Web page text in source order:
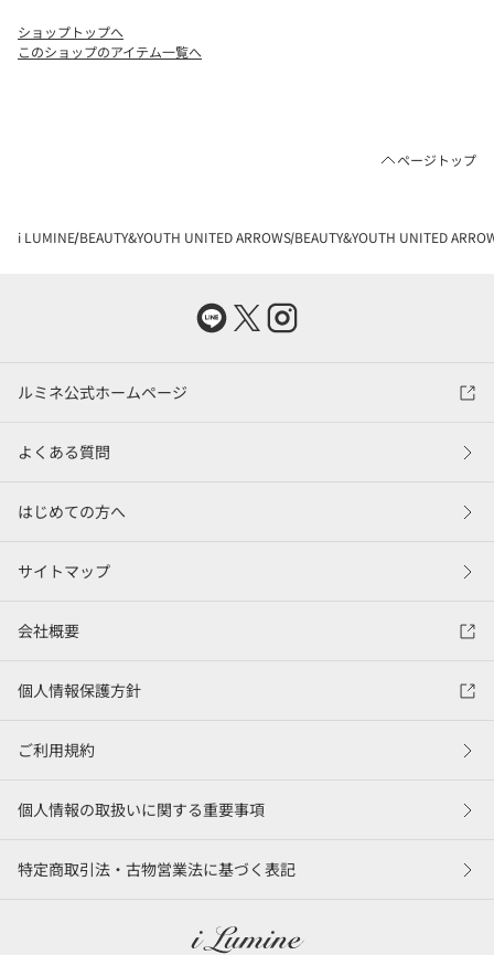
ショップトップへ
このショップのアイテム一覧へ
ページトップ
i LUMINE BEAUTY&YOUTH UNITED ARROWS BEAUTY&YOUTH UNITED
ルミネ公式ホームページ
よくある質問
はじめての方へ
サイトマップ
会社概要
個人情報保護方針
ご利用規約
個人情報の取扱いに関する重要事項
特定商取引法・古物営業法に基づく表記